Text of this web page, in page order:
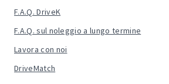
F.A.Q. DriveK
F.A.Q. sul noleggio a lungo termine
Lavora con noi
DriveMatch